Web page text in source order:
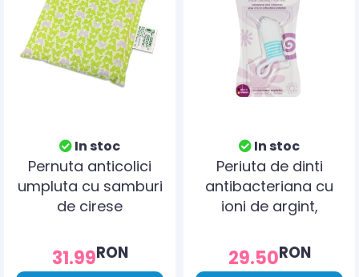
In stoc
Pernuta anticolici
umpluta cu samburi
de cirese
31.99RON
In stoc
Periuta de dinti
antibacteriana cu
ioni de argint,
deget, 0-12 luni, nip
37070
29.50RON